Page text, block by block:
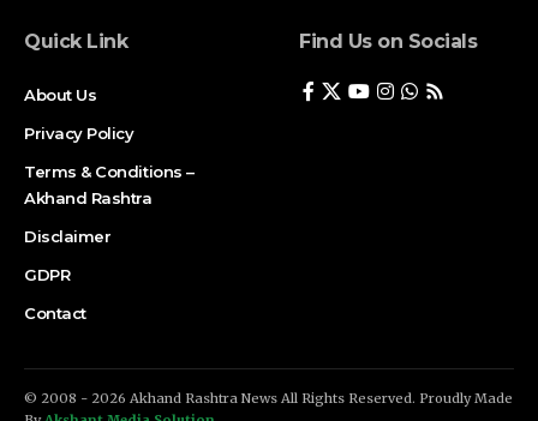
Quick Link
About Us
Privacy Policy
Terms & Conditions –
Akhand Rashtra
Disclaimer
GDPR
Contact
Find Us on Socials
© 2008 - 2026 Akhand Rashtra News All Rights Reserved. Proudly Made